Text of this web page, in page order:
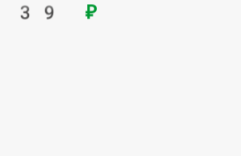
39 ₽